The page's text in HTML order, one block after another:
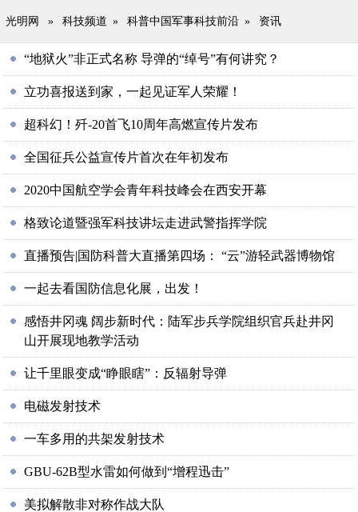
光明网 » 科技频道 » 科普中国军事科技前沿 » 资讯
“地狱火”非正式名称 导弹的“绰号”有何讲究？
立功喜报送到家，一起见证军人荣耀！
超科幻！歼-20首飞10周年高燃宣传片发布
全国征兵公益宣传片首次在年初发布
2020中国航空学会青年科技峰会在西安开幕
格致论道暨强军科技讲坛走进武警指挥学院
直播预告|国防科普大直播第四场： “云”游轻武器博物馆
一起去看国防信息化展，出发！
感悟井冈魂 阔步新时代：陆军步兵学院组织官兵赴井冈
山开展现地教学活动
让千里眼变成“睁眼瞎”：反辐射导弹
电磁发射技术
一车多用的共架发射技术
GBU-62B型水雷如何做到“增程迅击”
美拟解散非对称作战大队